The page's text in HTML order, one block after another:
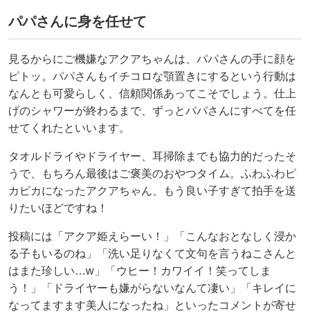
パパさんに身を任せて
見るからにご機嫌なアクアちゃんは、パパさんの手に顔を
ピトッ。パパさんもイチコロな顎置きにするという行動は
なんとも可愛らしく、信頼関係あってこそでしょう。仕上
げのシャワーが終わるまで、ずっとパパさんにすべてを任
せてくれたといいます。
タオルドライやドライヤー、耳掃除までも協力的だったそ
うで、もちろん最後はご褒美のおやつタイム。ふわふわピ
カピカになったアクアちゃん、もう良い子すぎて拍手を送
りたいほどですね！
投稿には「アクア姫えらーい！」「こんなおとなしく浸か
る子もいるのね」「洗い足りなくて文句を言うねこさんと
はまた珍しい…w」「ウヒー！カワイイ！笑ってしま
う！」「ドライヤーも嫌がらないなんて凄い」「キレイに
なってますます美人になったね」といったコメントが寄せ